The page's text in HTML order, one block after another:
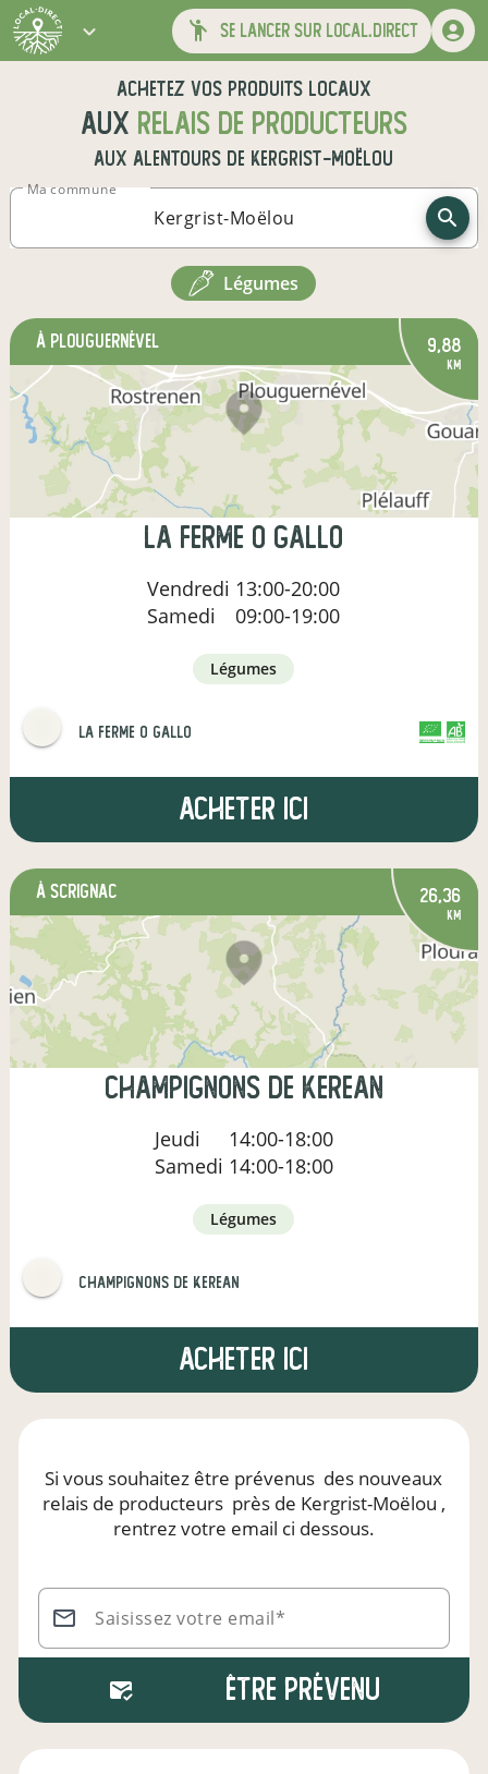
se lancer sur local.direct
Achetez vos produits locaux
aux relais de producteurs
aux alentours de Kergrist-Moëlou
Ma commune
légumes
à Plouguernével 9,88
km
la ferme o gallo
Vendredi 13:00-20:00
Samedi
09:00-19:00
légumes
la ferme o gallo CERTIFIÉ PAR FR-BIO-01
AGRICULTURE FRANCE
Acheter ici
à Scrignac 26,36
km
champignons de kerean
Jeudi
14:00-18:00
Samedi 14:00-18:00
légumes
champignons de kerean
Acheter ici
Si vous souhaitez être prévenus des nouveaux
relais de producteurs près de Kergrist-Moëlou ,
rentrez votre email ci dessous.
Saisissez votre email*
Être prévenu